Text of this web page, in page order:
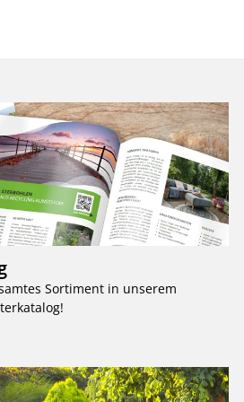
Sortiment in unserem